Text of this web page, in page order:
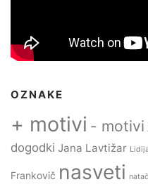
OZNAKE
+ motivi - motivi
dogodki Jana Lavtižar
Frankovič nasveti